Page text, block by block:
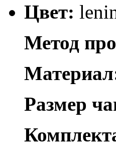
Цвет:
Метод
Размер